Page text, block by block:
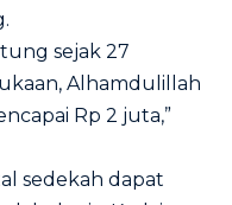
sejak 27
Alhamdulillah
Rp 2 juta,”
sedekah dapat